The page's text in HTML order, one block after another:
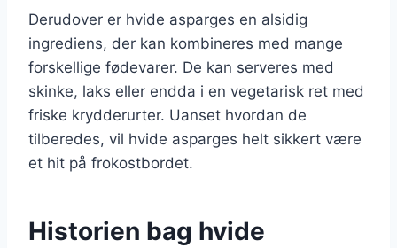
Derudover er hvide asparges en alsidig
ingrediens, der kan kombineres med mange
forskellige fødevarer. De kan serveres med
skinke, laks eller endda i en vegetarisk ret med
friske krydderurter. Uanset hvordan de
tilberedes, vil hvide asparges helt sikkert være
et hit på frokostbordet.
Historien bag hvide